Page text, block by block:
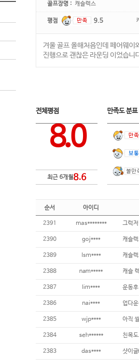
골프장명 : 캐슬렉스
평점 9.5
겨울 골프 올해처음인데 페어웨이
진행으로 괜찮은 라운딩 이었습니
전체평점
8.0
최근 6개월8.6
만족도 분
순서 아이디
2391 mas******** 그럭
2390 goj**** 캐슬
2389 lsm**** 캐슬
2388 nam***** 캐슬
2387 lim**** 운동
2386 nai**** 업다
2385 wjp****
2384 seh****** 친목
2383 das**** 샷이글